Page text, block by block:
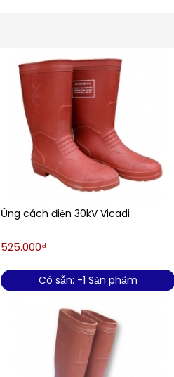
Ủng cách điện 30kV Vicadi
525.000₫
Có sẵn: -1 Sản phẩm